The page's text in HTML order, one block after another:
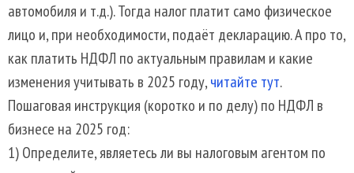
автомобиля и т.д.). Тогда налог платит само физическое
лицо и, при необходимости, подаёт декларацию. А про то,
как платить НДФЛ по актуальным правилам и какие
изменения учитывать в 2025 году,читайте тут.
Пошаговая инструкция (коротко и по делу) по НДФЛ в
бизнесе на 2025 год:
1) Определите, являетесь ли вы налоговым агентом по